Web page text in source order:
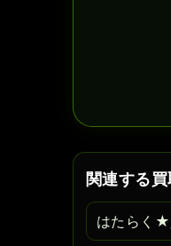
関連する
はたらく★